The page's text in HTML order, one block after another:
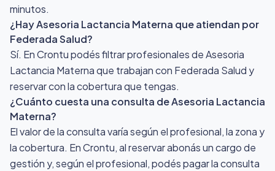
minutos.
¿Hay Asesoria Lactancia Materna que atiendan por
Federada Salud?
Sí. En Crontu podés filtrar profesionales de Asesoria
Lactancia Materna que trabajan con Federada Salud y
reservar con la cobertura que tengas.
¿Cuánto cuesta una consulta de Asesoria Lactancia
Materna?
El valor de la consulta varía según el profesional, la zona y
la cobertura. En Crontu, al reservar abonás un cargo de
gestión y, según el profesional, podés pagar la consulta